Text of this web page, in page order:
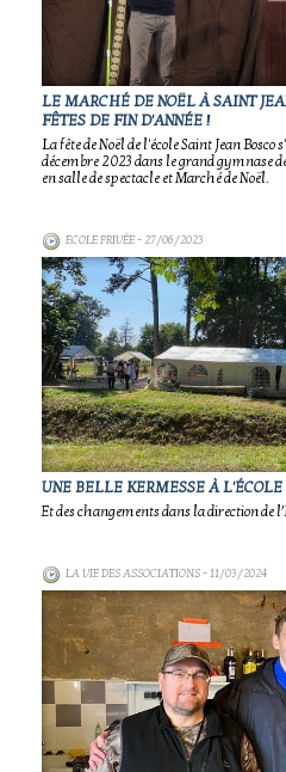
LE MARCHÉ DE NOËL À SAINT
FÊTES DE FIN D'ANNÉE !
La fête de Noël de l'école Saint Jean Bosco
décembre 2023 dans le grand gymnase
en salle de spectacle et Marché de Noël.
ECOLE PRIVÉE- 27/06/2023
UNE BELLE KERMESSE À L'ÉCOLE
Et des changements dans la direction de
LA VIE DES ASSOCIATIONS- 11/03/2024